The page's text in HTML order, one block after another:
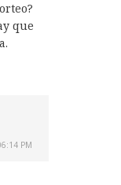
que
PM